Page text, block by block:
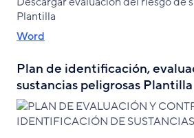
Plantilla
Word
Plan de identificación,
sustancias peligrosas Plantilla